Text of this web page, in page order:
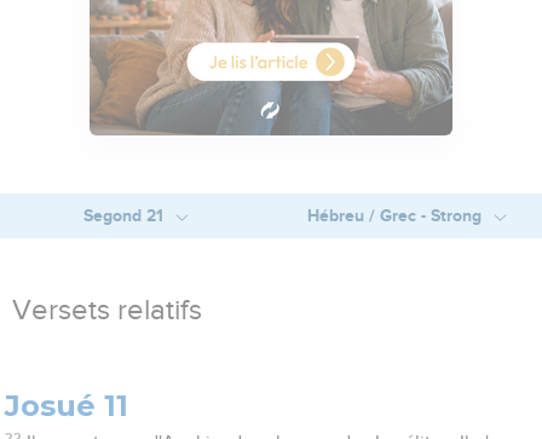
Segond 21 Hébreu / Grec - Strong
Versets relatifs
Josué 11